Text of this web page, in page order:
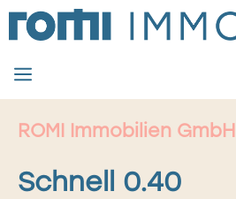
Zum
Inhalt
springen
MENÜ
ROMI Immobilien GmbH
Schnell 0.40